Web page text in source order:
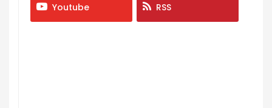
Youtube RSS